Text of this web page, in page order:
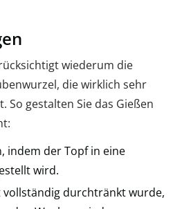
wiederum die
die wirklich sehr
So gestalten Sie das Gießen
indem der Topf in eine
wird.
vollständig durchtränkt wurde,